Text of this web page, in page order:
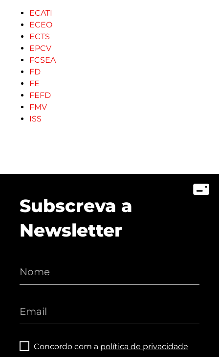
ECATI
ECEO
ECTS
EPCV
FCSEA
FD
FE
FEFD
FMV
ISS
Subscreva a
Newsletter
Concordo com a política de privacidade